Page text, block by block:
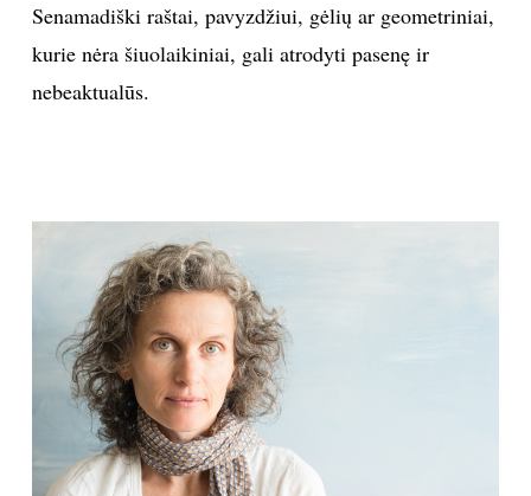
Senamadiški raštai, pavyzdžiui, gėlių ar geometriniai,
kurie nėra šiuolaikiniai, gali atrodyti pasenę ir
nebeaktualūs.